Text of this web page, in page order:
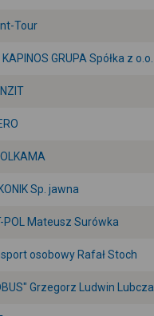
Tour
GRUPA Spółka z o.o.
OLKAMA
Sp. jawna
POL Mateusz Surówka
osobowy Rafał Stoch
Grzegorz Ludwin Lubcza